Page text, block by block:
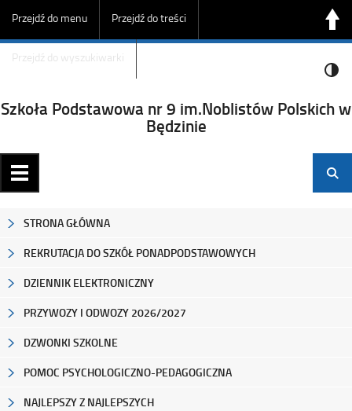
Przejdź do menu Przejdź do treści
Przejdź do wyszukiwarki
Szkoła Podstawowa nr 9 im.Noblistów Polskich w
Będzinie
STRONA GŁÓWNA
REKRUTACJA DO SZKÓŁ PONADPODSTAWOWYCH
DZIENNIK ELEKTRONICZNY
PRZYWOZY I ODWOZY 2026/2027
DZWONKI SZKOLNE
POMOC PSYCHOLOGICZNO-PEDAGOGICZNA
NAJLEPSZY Z NAJLEPSZYCH